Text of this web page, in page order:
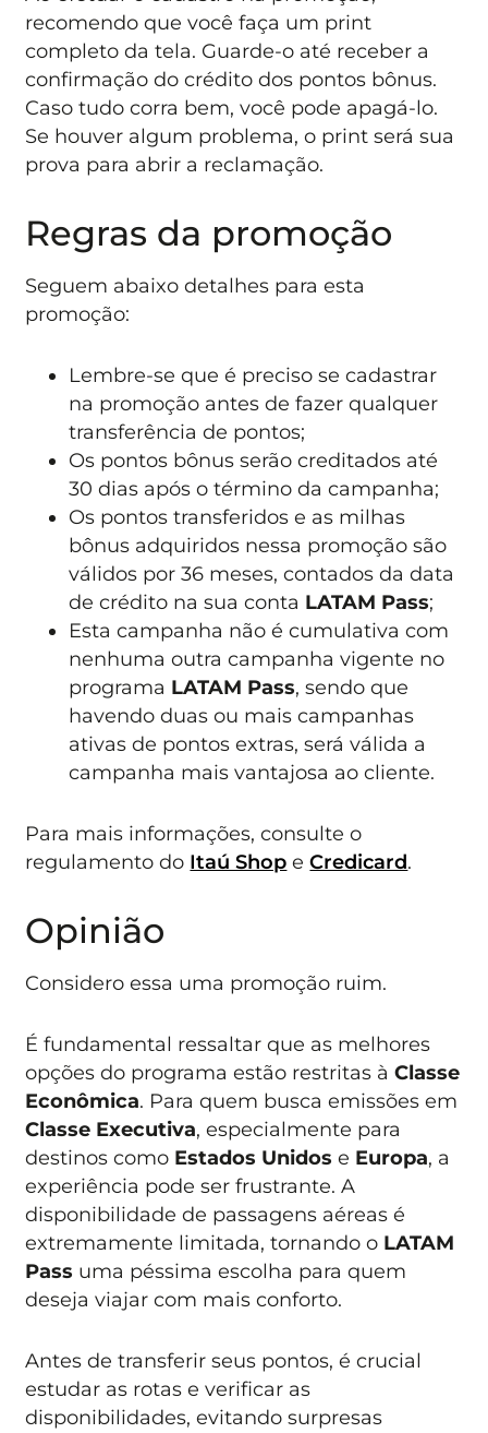
recomendo que você faça um print
completo da tela. Guarde-o até receber a
confirmação do crédito dos pontos bônus.
Caso tudo corra bem, você pode apagá-lo.
Se houver algum problema, o print será sua
prova para abrir a reclamação.
Regras da promoção
Seguem abaixo detalhes para esta
promoção:
Lembre-se que é preciso se cadastrar
na promoção antes de fazer qualquer
transferência de pontos;
Os pontos bônus serão creditados até
30 dias após o término da campanha;
Os pontos transferidos e as milhas
bônus adquiridos nessa promoção são
válidos por 36 meses, contados da data
de crédito na sua conta LATAM Pass;
Esta campanha não é cumulativa com
nenhuma outra campanha vigente no
programa LATAM Pass, sendo que
havendo duas ou mais campanhas
ativas de pontos extras, será válida a
campanha mais vantajosa ao cliente.
Para mais informações, consulte o
regulamento do Itaú Shop eCredicard.
Opinião
Considero essa uma promoção ruim.
É fundamental ressaltar que as melhores
opções do programa estão restritas àClasse
Econômica. Para quem busca emissões em
Classe Executiva, especialmente para
destinos como Estados Unidos e Europa, a
experiência pode ser frustrante. A
disponibilidade de passagens aéreas é
extremamente limitada, tornando o LATAM
Pass uma péssima escolha para quem
deseja viajar com mais conforto.
Antes de transferir seus pontos, é crucial
estudar as rotas e verificar as
disponibilidades, evitando surpresas